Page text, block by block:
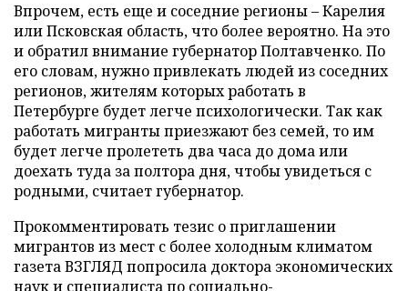
Впрочем, есть еще и соседние регионы – Карелия
или Псковская область, что более вероятно. На это
и обратил внимание губернатор Полтавченко. По
его словам, нужно привлекать людей из соседних
регионов, жителям которых работать в
Петербурге будет легче психологически. Так как
работать мигранты приезжают без семей, то им
будет легче пролететь два часа до дома или
доехать туда за полтора дня, чтобы увидеться с
родными, считает губернатор.
Прокомментировать тезис о приглашении
мигрантов из мест с более холодным климатом
газета ВЗГЛЯД попросила доктора экономических
наук и специалиста по социально-